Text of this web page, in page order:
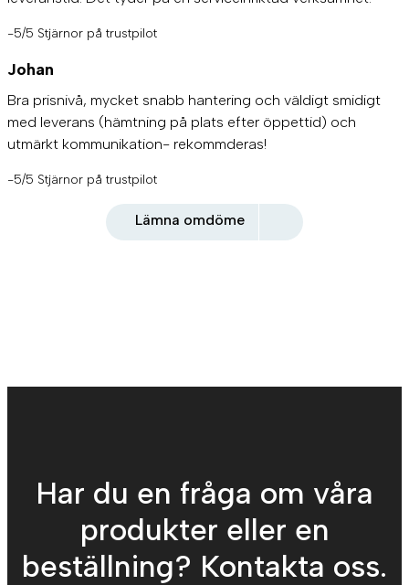
-5/5 Stjärnor på trustpilot
Johan
Bra prisnivå, mycket snabb hantering och väldigt smidigt
med leverans (hämtning på plats efter öppettid) och
utmärkt kommunikation- rekommderas!
-5/5 Stjärnor på trustpilot
Lämna omdöme
Har du en fråga om våra
produkter eller en
beställning? Kontakta oss.